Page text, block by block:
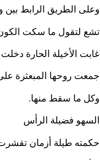
وعلى الطريق الرابط بين
تشع لتقول ما سكت
غابت الأخيلة الحارة
جمعت روحها المبعثرة
وكل ما سقط منها.
السهو فضيلة الرأس
حكمته طيلة أزمان